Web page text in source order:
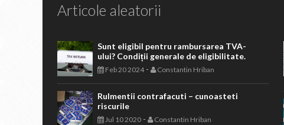
Articole aleatorii
Sunt eligibil pentru rambursarea TVA-
ului? Condiții generale de eligibilitate.
Feb 20 2024- Constantin Hriban
Rulmentii contrafacuti – cunoasteti
riscurile
Jul 10 2020 - Constantin Hriban